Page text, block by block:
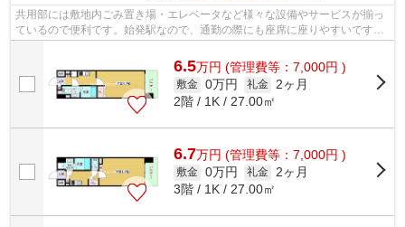
共用部には敷地内ごみ置き場・エレベータなど様々な設備やサービスが揃っ
ているので便利です。始発駅なので、通勤の際にも座席に座りやすいです。
近くに駅が2つあるため、用途や行き先...
6.5万円 (管理費等：7,000円 )
敷金 0万円 礼金 2ヶ月
2階 / 1K / 27.00㎡
6.7万円 (管理費等：7,000円 )
敷金 0万円 礼金 2ヶ月
3階 / 1K / 27.00㎡